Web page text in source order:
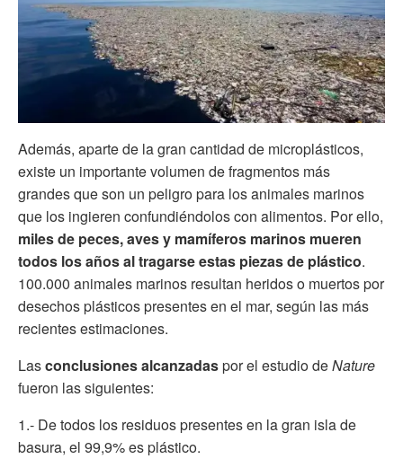
Además, aparte de la gran cantidad de microplásticos,
existe un importante volumen de fragmentos más
grandes que son un peligro para los animales marinos
que los ingieren confundiéndolos con alimentos. Por ello,
miles de peces, aves y mamíferos marinos mueren
todos los años al tragarse estas piezas de plástico.
100.000 animales marinos resultan heridos o muertos por
desechos plásticos presentes en el mar, según las más
recientes estimaciones.
Lasconclusiones alcanzadaspor el estudio deNature
fueron las siguientes:
1.- De todos los residuos presentes en la gran isla de
basura, el 99,9% es plástico.